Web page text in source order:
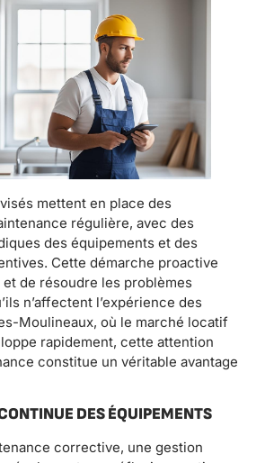
mettent en place des
régulière, avec des
des équipements et des
Cette démarche proactive
de résoudre les problèmes
n’affectent l’expérience des
Moulineaux, où le marché locatif
rapidement, cette attention
constitue un véritable avantage
DES ÉQUIPEMENTS
corrective, une gestion